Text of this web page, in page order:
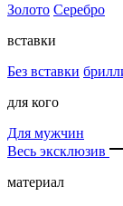
Золото Серебро
вставки
Без вставки
для кого
Для мужчин
Весь эксклюзив
материал